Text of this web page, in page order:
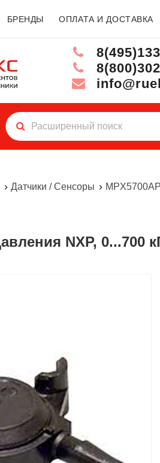
БРЕНДЫ ОПЛАТА И ДОСТАВКА
Датчики / Сенсоры